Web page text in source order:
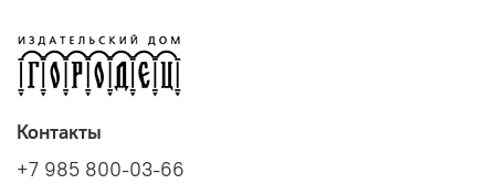
Контакты
+7 985 800-03-66